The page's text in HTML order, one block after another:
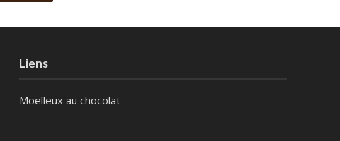
Liens
Moelleux au chocolat